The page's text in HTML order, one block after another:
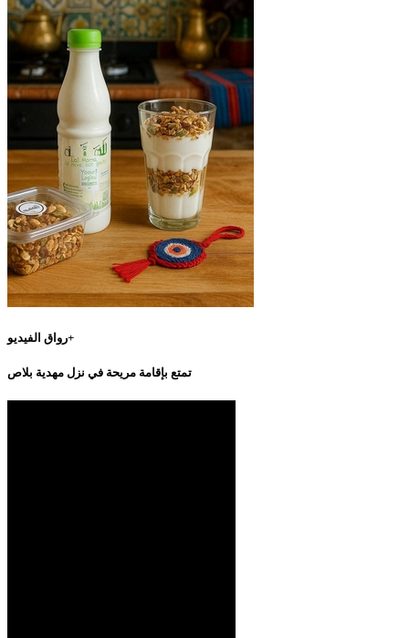
رواق الفيديو+
تمتع بإقامة مريحة في نزل مهدية بلاص